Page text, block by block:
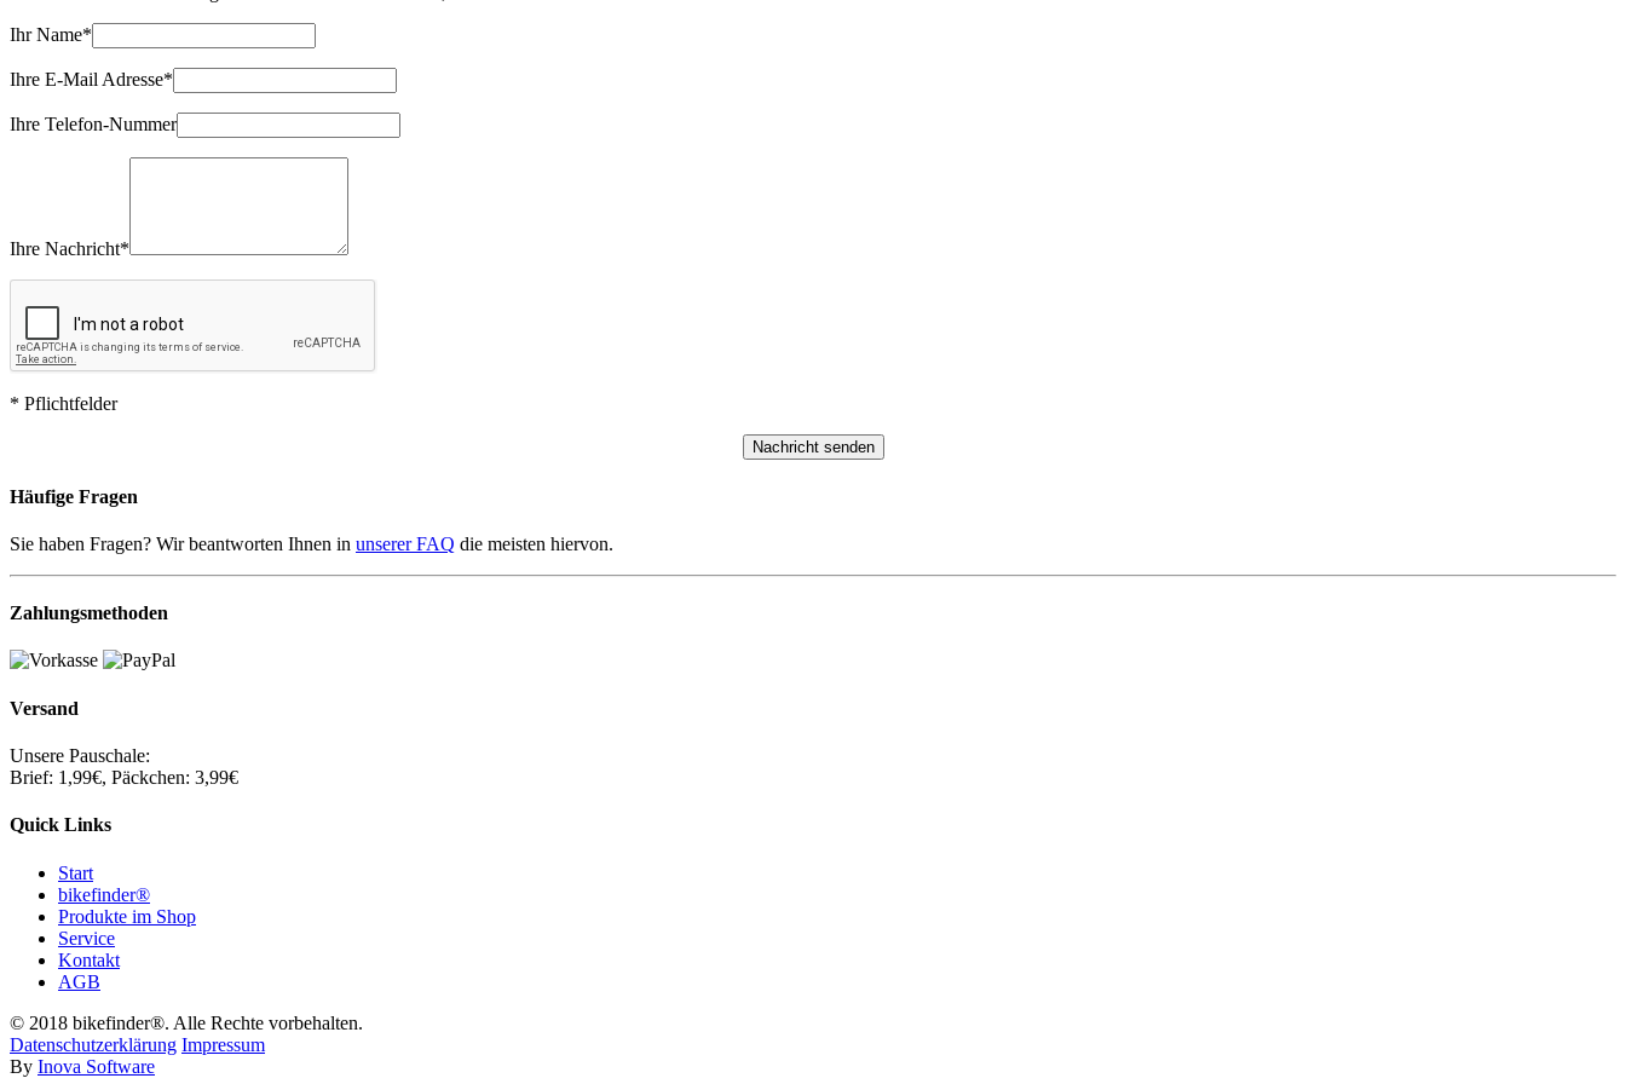
Ihr Name*
Ihre E-Mail Adresse*
Ihre Telefon-Nummer
Ihre Nachricht*
* Pflichtfelder
Häufige Fragen
Sie haben Fragen? Wir beantworten Ihnen in unserer FAQ die meisten hiervon.
Zahlungsmethoden
Versand
Unsere Pauschale:
Brief: 1,99€, Päckchen: 3,99€
Quick Links
Start
bikefinder®
Produkte im Shop
Service
Kontakt
AGB
© 2018 bikefinder®. Alle Rechte vorbehalten.
Datenschutzerklärung Impressum
By Inova Software